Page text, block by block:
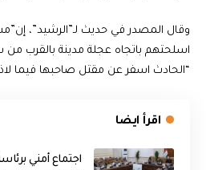
وقال المصدر في حديث لـ”الرشيد”،
اسلحتهم باتجاه عجلة مدينة بالقرب
“الحادث اسفر عن مقتل صاحبها فيما لاذ
اقرأ ايضا
اجتماع أمني